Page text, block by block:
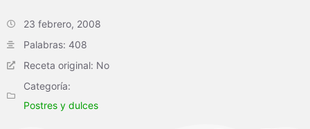
23 febrero, 2008
Palabras: 408
Receta original: No
Categoría:
Postres y dulces